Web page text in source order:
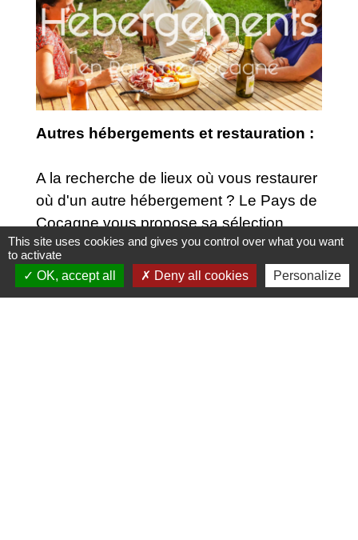
Autres hébergements et restauration :
A la recherche de lieux où vous restaurer
où d'un autre hébergement ? Le Pays de
Cocagne vous propose sa sélection
d'établissements !
RDV sur
This site uses cookies and gives you control over what you want
to activate
OK, accept all
Deny all cookies Personalize